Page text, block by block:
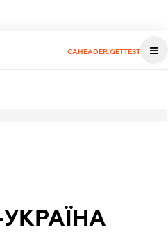
CAHEADER.GETTEST